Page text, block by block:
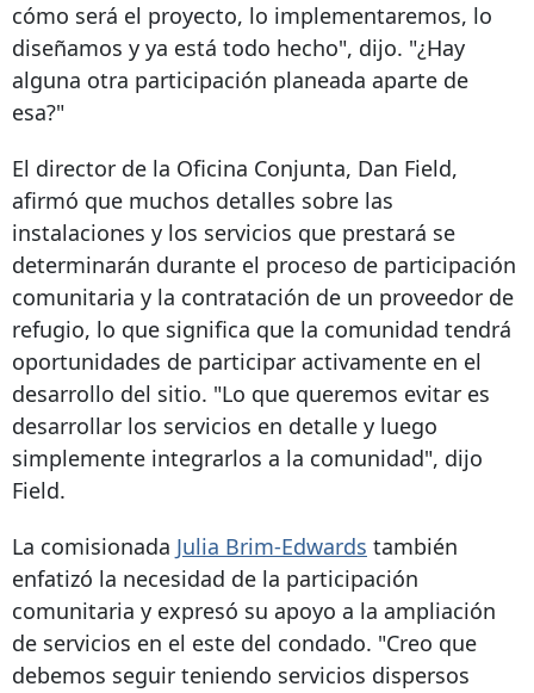
cómo será el proyecto, lo implementaremos, lo
diseñamos y ya está todo hecho", dijo. "¿Hay
alguna otra participación planeada aparte de
esa?"
El director de la Oficina Conjunta, Dan Field,
afirmó que muchos detalles sobre las
instalaciones y los servicios que prestará se
determinarán durante el proceso de participación
comunitaria y la contratación de un proveedor de
refugio, lo que significa que la comunidad tendrá
oportunidades de participar activamente en el
desarrollo del sitio. "Lo que queremos evitar es
desarrollar los servicios en detalle y luego
simplemente integrarlos a la comunidad", dijo
Field.
La comisionada Julia Brim-Edwards también
enfatizó la necesidad de la participación
comunitaria y expresó su apoyo a la ampliación
de servicios en el este del condado. "Creo que
debemos seguir teniendo servicios dispersos